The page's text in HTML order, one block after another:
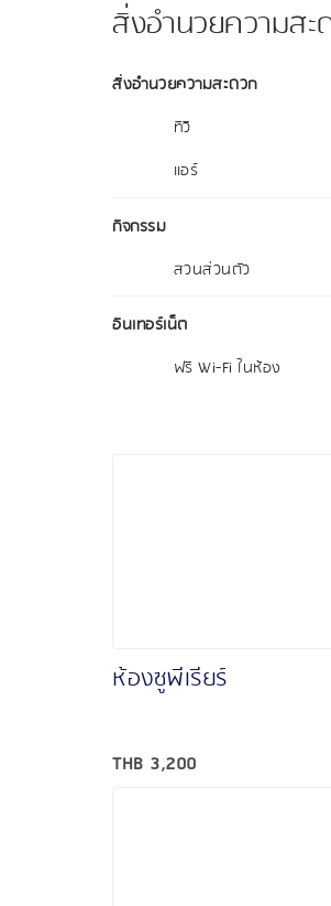
สิ่งอำนวยความส
สิ่งอำนวยความสะดวก
ทีวี
แอร์
กิจกรรม
สวนส่วนตัว
อินเทอร์เน็ต
ฟรี Wi-Fi ในห้อง
ห้องซูพีเรียร์
THB 3,200